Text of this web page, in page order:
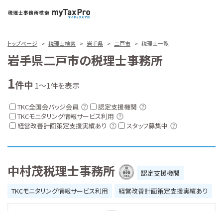
トップページ 税理士検索 岩手県 二戸市 税理士一覧
岩手県二戸市の税理士事務所
1件中 1～1件を表示
TKC全国会バッジ会員
認定支援機関
TKCモニタリング情報サービス利用
経営改善計画策定支援実績あり
スタッフ募集中
中村茂税理士事務所
認定支援機関
TKCモニタリング情報サービス利用
経営改善計画策定支援実績あり